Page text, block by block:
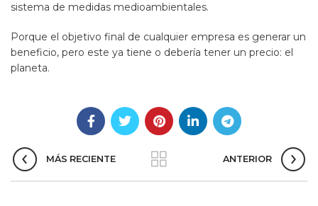
sistema de medidas medioambientales.
Porque el objetivo final de cualquier empresa es generar un
beneficio, pero este ya tiene o debería tener un precio: el
planeta.
MÁS RECIENTE ANTERIOR